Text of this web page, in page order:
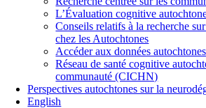
L’Évaluation cognitive
Conseils relatifs à la recherche
chez les Autochtones
Accéder aux données
Réseau de santé cognitive
communauté (CICHN)
Perspectives autochtones sur la
English